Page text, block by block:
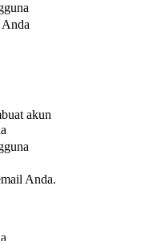
Anda
akun
Anda.